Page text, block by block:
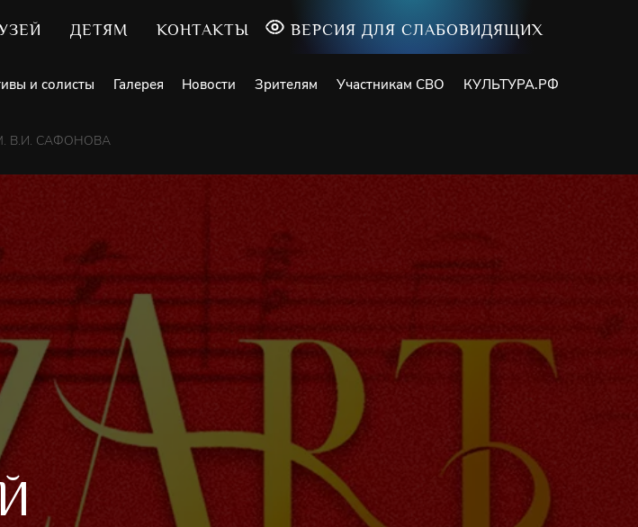
ДЕТЯМ КОНТАКТЫ ВЕРСИЯ ДЛЯ СЛАБОВИДЯЩИХ
и солисты Галерея Новости Зрителям Участникам СВО КУЛЬТУРА.РФ
В.И. САФОНОВА